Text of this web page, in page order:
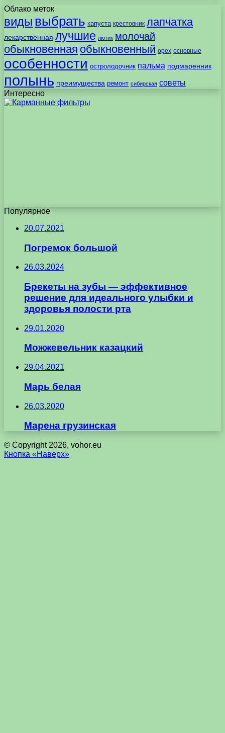
Облако меток
виды выбрать капуста крестовник лапчатка
лекарственная лучшие лютик молочай
обыкновенная обыкновенный орех основные
особенности остролодочник пальма подмаренник
полынь преимущества ремонт сибирская советы
Интересно
Популярное
20.07.2021
Погремок большой
26.03.2024
Брекеты на зубы — эффективное
решение для идеального улыбки и
здоровья полости рта
29.01.2020
Можжевельник казацкий
29.04.2021
Марь белая
26.03.2020
Марена грузинская
© Copyright 2026, vohor.eu
Кнопка «Наверх»